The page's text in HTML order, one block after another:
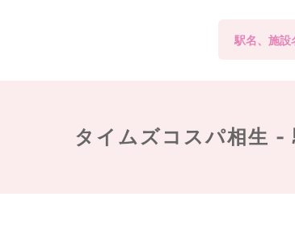
タイムズコスパ相生 -